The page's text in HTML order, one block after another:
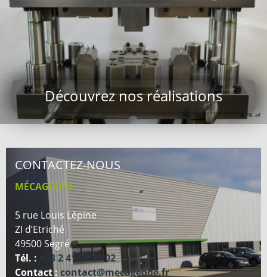
Découvrez nos réalisations
CONTACTEZ-NOUS
MÉCAGÉODE
5 rue Louis Lépine
ZI d’Etriché
49500 Segré
Tél. : +33 2 41 92 51 02
Contact : contact@mecageode.fr